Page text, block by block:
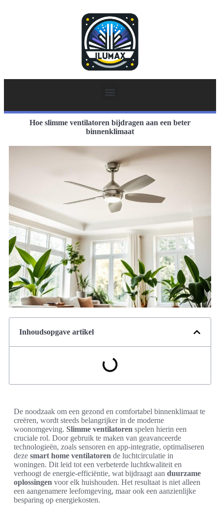
Hoe slimme ventilatoren bijdragen aan een beter
binnenklimaat
Inhoudsopgave artikel
De noodzaak om een gezond en comfortabel binnenklimaat te
creëren, wordt steeds belangrijker in de moderne
woonomgeving. Slimme ventilatoren spelen hierin een
cruciale rol. Door gebruik te maken van geavanceerde
technologieën, zoals sensoren en app-integratie, optimaliseren
deze smart home ventilatoren de luchtcirculatie in
woningen. Dit leid tot een verbeterde luchtkwaliteit en
verhoogt de energie-efficiëntie, wat bijdraagt aan duurzame
oplossingen voor elk huishouden. Het resultaat is niet alleen
een aangenamere leefomgeving, maar ook een aanzienlijke
besparing op energiekosten.